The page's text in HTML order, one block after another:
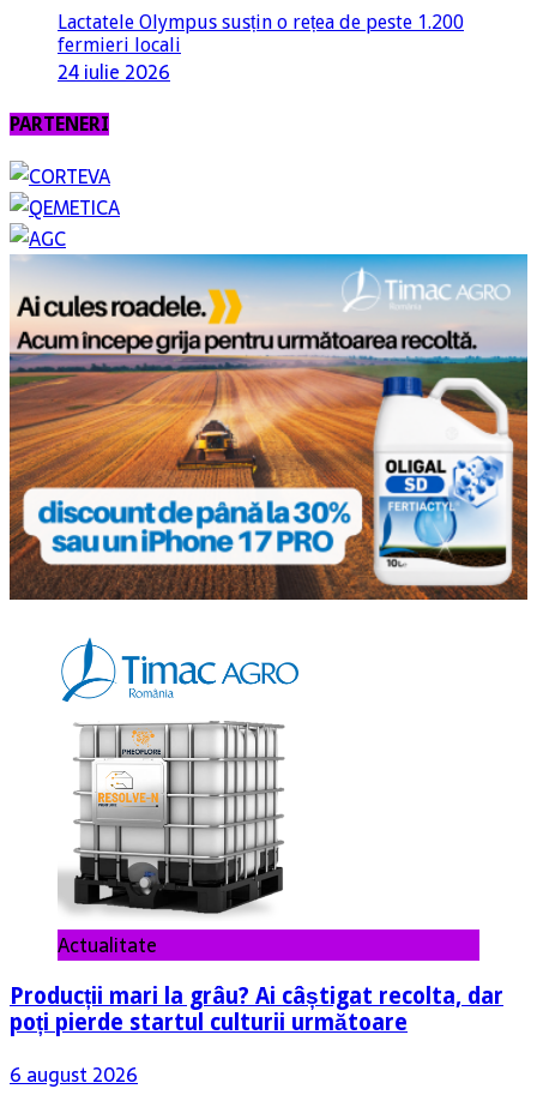
Lactatele Olympus susțin o rețea de peste 1.200
fermieri locali
24 iulie 2026
PARTENERI
Actualitate
Producții mari la grâu? Ai câștigat recolta, dar
poți pierde startul culturii următoare
6 august 2026